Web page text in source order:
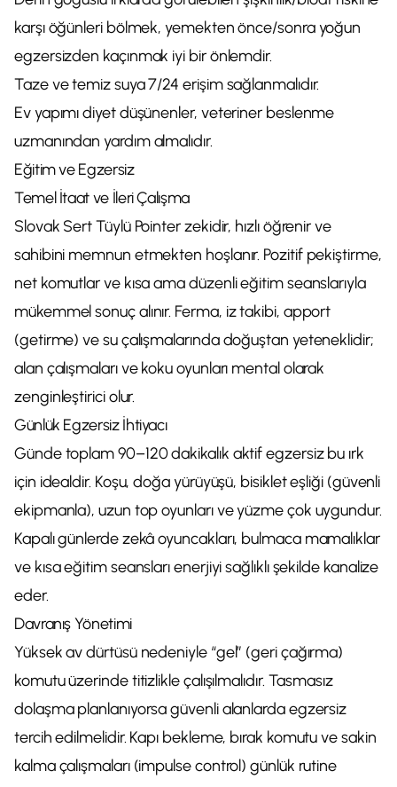
karşı öğünleri bölmek, yemekten önce/sonra yoğun
egzersizden kaçınmak iyi bir önlemdir.
Taze ve temiz suya 7/24 erişim sağlanmalıdır.
Ev yapımı diyet düşünenler, veteriner beslenme
uzmanından yardım almalıdır.
Eğitim ve Egzersiz
Temel İtaat ve İleri Çalışma
Slovak Sert Tüylü Pointer zekidir, hızlı öğrenir ve
sahibini memnun etmekten hoşlanır. Pozitif pekiştirme,
net komutlar ve kısa ama düzenli eğitim seanslarıyla
mükemmel sonuç alınır. Ferma, iz takibi, apport
(getirme) ve su çalışmalarında doğuştan yeteneklidir;
alan çalışmaları ve koku oyunları mental olarak
zenginleştirici olur.
Günlük Egzersiz İhtiyacı
Günde toplam 90–120 dakikalık aktif egzersiz bu ırk
için idealdir. Koşu, doğa yürüyüşü, bisiklet eşliği (güvenli
ekipmanla), uzun top oyunları ve yüzme çok uygundur.
Kapalı günlerde zekâ oyuncakları, bulmaca mamalıklar
ve kısa eğitim seansları enerjiyi sağlıklı şekilde kanalize
eder.
Davranış Yönetimi
Yüksek av dürtüsü nedeniyle “gel” (geri çağırma)
komutu üzerinde titizlikle çalışılmalıdır. Tasmasız
dolaşma planlanıyorsa güvenli alanlarda egzersiz
tercih edilmelidir. Kapı bekleme, bırak komutu ve sakin
kalma çalışmaları (impulse control) günlük rutine